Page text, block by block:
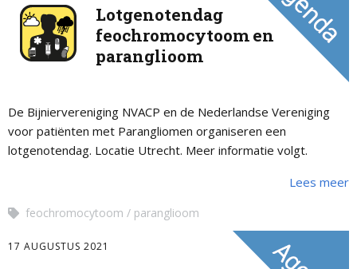
Lotgenotendag
feochromocytoom en
paranglioom
De Bijniervereniging NVACP en de Nederlandse Vereniging
voor patiënten met Parangliomen organiseren een
lotgenotendag. Locatie Utrecht. Meer informatie volgt.
Lees meer
feochromocytoom paranglioom
17 AUGUSTUS 2021